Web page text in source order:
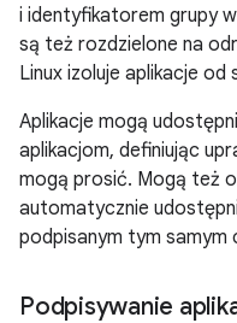
i identyfikatorem grupy
są też rozdzielone na
Linux izoluje aplikacje od
Aplikacje mogą
aplikacjom, definiując
mogą prosić. Mogą też
automatycznie
podpisanym tym
Podpisywanie